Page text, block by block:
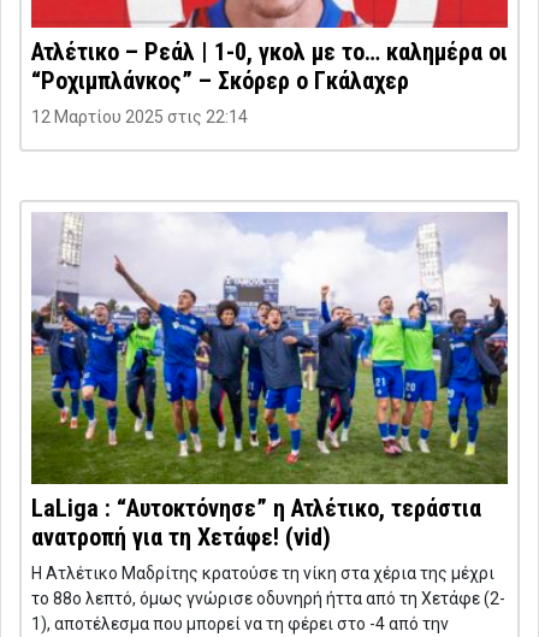
Ατλέτικο – Ρεάλ | 1-0, γκολ με το… καλημέρα οι
“Ροχιμπλάνκος” – Σκόρερ ο Γκάλαχερ
12 Μαρτίου 2025 στις 22:14
LaLiga : “Αυτοκτόνησε” η Ατλέτικο, τεράστια
ανατροπή για τη Χετάφε! (vid)
Η Ατλέτικο Μαδρίτης κρατούσε τη νίκη στα χέρια της μέχρι
το 88ο λεπτό, όμως γνώρισε οδυνηρή ήττα από τη Χετάφε (2-
1), αποτέλεσμα που μπορεί να τη φέρει στο -4 από την